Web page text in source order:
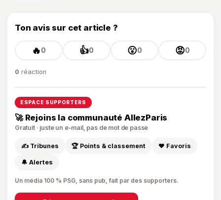
Ton avis sur cet article ?
🔥0 👍0 😮0 😡0
0 réaction
ESPACE SUPPORTERS
🚀 Rejoins la communauté AllezParis
Gratuit · juste un e-mail, pas de mot de passe
✍️ Tribunes 🏆 Points & classement ❤️ Favoris
🔔 Alertes
Un média 100 % PSG, sans pub, fait par des supporters.